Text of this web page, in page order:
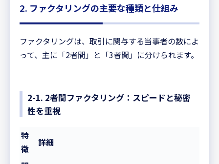
2. ファクタリングの主要な種類と仕組み
ファクタリングは、取引に関与する当事者の数によ
って、主に「2者間」と「3者間」に分けられます。
2-1. 2者間ファクタリング：スピードと秘密
性を重視
特
徴
詳細